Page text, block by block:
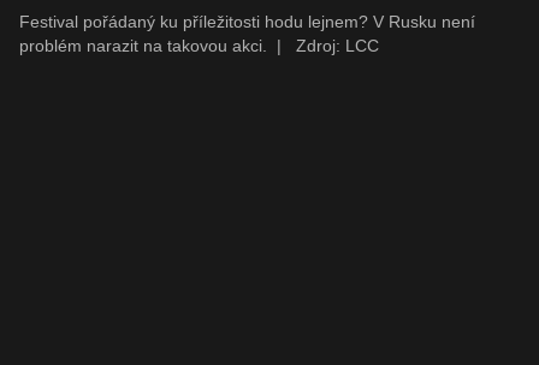
Festival pořádaný ku příležitosti hodu lejnem? V Rusku není
problém narazit na takovou akci.
| Zdroj: LCC